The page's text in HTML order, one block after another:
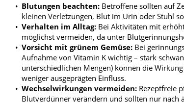
Blutungen beachten: Betroffene sollten auf
kleinen Verletzungen, Blut im Urin oder Stuhl
Verhalten im Alltag: Bei Aktivitäten mit
möglichst vermeiden, da unter
Vorsicht mit grünem Gemüse: Bei
Aufnahme von Vitamin K wichtig – stark
unterschiedlichen Mengen) können die
weniger ausgeprägten Einfluss.
Wechselwirkungen vermeiden: Rezeptfreie
Blutverdünner verändern und sollten nur nach